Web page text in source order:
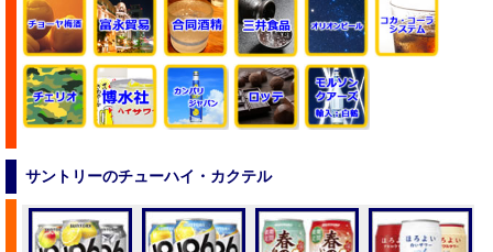
チューハイ・カクテル
ハイボール・水割り
梅酒
サントリーのチューハイ・カクテル